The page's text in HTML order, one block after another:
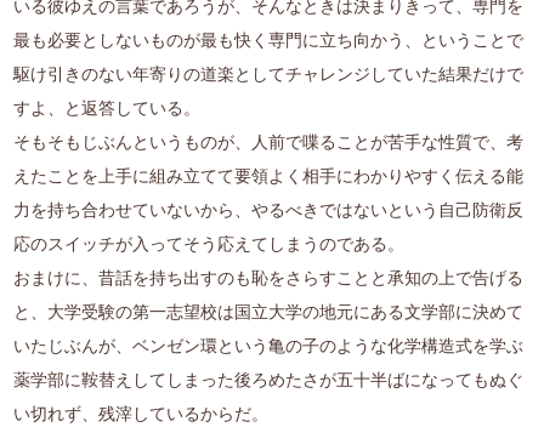
いる彼ゆえの言葉であろうが、そんなときは決まりきって、専門を
最も必要としないものが最も快く専門に立ち向かう、ということで
駆け引きのない年寄りの道楽としてチャレンジしていた結果だけで
すよ、と返答している。
そもそもじぶんというものが、人前で喋ることが苦手な性質で、考
えたことを上手に組み立てて要領よく相手にわかりやすく伝える能
力を持ち合わせていないから、やるべきではないという自己防衛反
応のスイッチが入ってそう応えてしまうのである。
おまけに、昔話を持ち出すのも恥をさらすことと承知の上で告げる
と、大学受験の第一志望校は国立大学の地元にある文学部に決めて
いたじぶんが、ベンゼン環という亀の子のような化学構造式を学ぶ
薬学部に鞍替えしてしまった後ろめたさが五十半ばになってもぬぐ
い切れず、残滓しているからだ。